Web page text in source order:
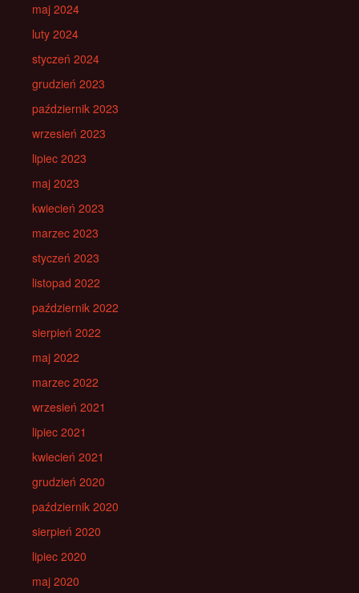
maj 2024
luty 2024
styczeń 2024
grudzień 2023
październik 2023
wrzesień 2023
lipiec 2023
maj 2023
kwiecień 2023
marzec 2023
styczeń 2023
listopad 2022
październik 2022
sierpień 2022
maj 2022
marzec 2022
wrzesień 2021
lipiec 2021
kwiecień 2021
grudzień 2020
październik 2020
sierpień 2020
lipiec 2020
maj 2020